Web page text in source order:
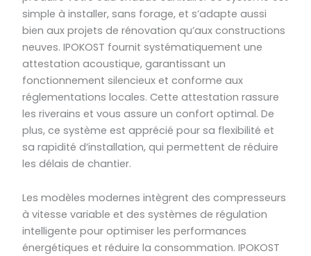
simple à installer, sans forage, et s’adapte aussi
bien aux projets de rénovation qu’aux constructions
neuves. IPOKOST fournit systématiquement une
attestation acoustique, garantissant un
fonctionnement silencieux et conforme aux
réglementations locales. Cette attestation rassure
les riverains et vous assure un confort optimal. De
plus, ce système est apprécié pour sa flexibilité et
sa rapidité d’installation, qui permettent de réduire
les délais de chantier.
Les modèles modernes intègrent des compresseurs
à vitesse variable et des systèmes de régulation
intelligente pour optimiser les performances
énergétiques et réduire la consommation. IPOKOST